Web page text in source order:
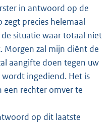
in antwoord op de
precies helemaal
situatie waar totaal niet
Morgen zal mijn cliënt de
aangifte doen tegen uw
wordt ingediend. Het is
een rechter omver te
op dit laatste